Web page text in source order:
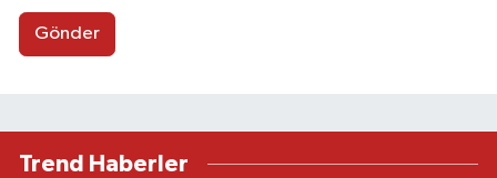
Gönder
Trend Haberler